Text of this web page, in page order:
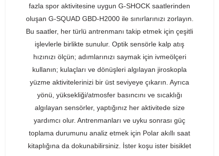
fazla spor aktivitesine uygun G-SHOCK saatlerinden
oluşan G-SQUAD GBD-H2000 ile sınırlarınızı zorlayın.
Bu saatler, her türlü antrenmanı takip etmek için çeşitli
işlevlerle birlikte sunulur. Optik sensörle kalp atış
hızınızı ölçün; adımlarınızı saymak için ivmeölçeri
kullanın; kulaçları ve dönüşleri algılayan jiroskopla
yüzme aktivitelerinizi bir üst seviyeye çıkarın. Ayrıca
yönü, yüksekliği/atmosfer basıncını ve sıcaklığı
algılayan sensörler, yaptığınız her aktivitede size
yardımcı olur. Antrenmanları ve uyku sonrası güç
toplama durumunu analiz etmek için Polar akıllı saat
kitaplığına da dokunabilirsiniz. İster koşu ister bisiklet